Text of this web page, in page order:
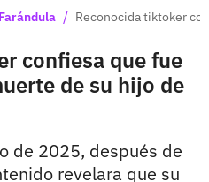
Farándula / Reconocida tiktoker
confiesa que fue
de su hijo de
de 2025, después de
revelara que su